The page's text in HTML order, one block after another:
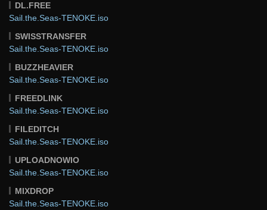
DL.FREE
Sail.the.Seas-TENOKE.iso
SWISSTRANSFER
Sail.the.Seas-TENOKE.iso
BUZZHEAVIER
Sail.the.Seas-TENOKE.iso
FREEDLINK
Sail.the.Seas-TENOKE.iso
FILEDITCH
Sail.the.Seas-TENOKE.iso
UPLOADNOWIO
Sail.the.Seas-TENOKE.iso
MIXDROP
Sail.the.Seas-TENOKE.iso